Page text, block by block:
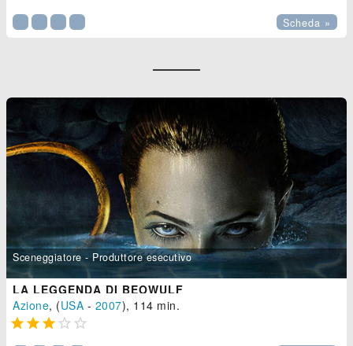
Scheda »
Sceneggiatore - Produttore esecutivo
LA LEGGENDA DI BEOWULF
Azione, (USA - 2007), 114 min.
    